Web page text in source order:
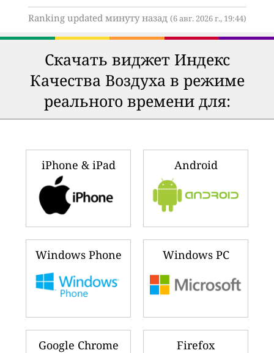
Ranking updated минуту назад (6 авг. 2026 г., 19:44)
Скачать виджет Индекс
Качества Воздуха в режиме
реального времени для:
iPhone & iPad Android
Windows Phone Windows PC
Google Chrome Firefox